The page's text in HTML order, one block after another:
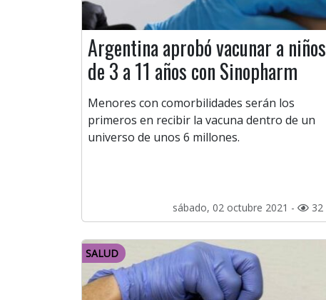
Argentina aprobó vacunar a niños
de 3 a 11 años con Sinopharm
Menores con comorbilidades serán los
primeros en recibir la vacuna dentro de un
universo de unos 6 millones.
sábado, 02 octubre 2021 - 32
SALUD